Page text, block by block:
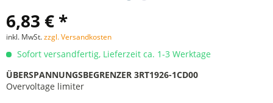
6,83 € *
inkl. MwSt.zzgl. Versandkosten
Sofort versandfertig, Lieferzeit ca. 1-3 Werktage
ÜBERSPANNUNGSBEGRENZER 3RT1926-1CD00
Overvoltage limiter